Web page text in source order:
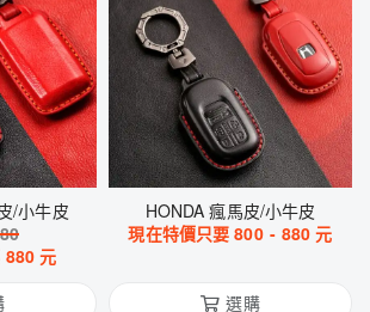
/小牛皮
880 元
HONDA 瘋馬皮/小牛皮
現在特價只要800 - 880 元
選購